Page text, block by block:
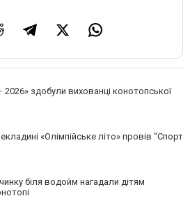
2026» здобули вихованці конотопської
«Олімпійське літо» провів “Спорт
біля водойм нагадали дітям